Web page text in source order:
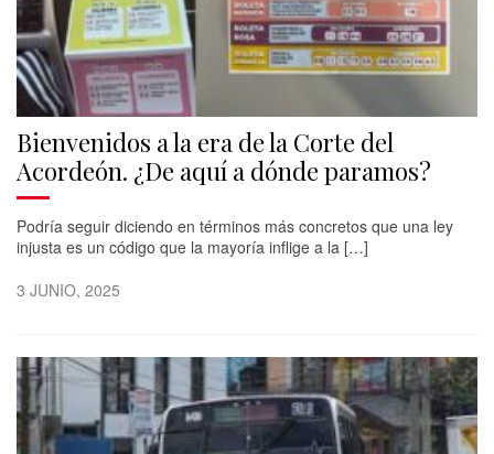
Bienvenidos a la era de la Corte del
Acordeón. ¿De aquí a dónde paramos?
Podría seguir diciendo en términos más concretos que una ley
injusta es un código que la mayoría inflige a la […]
3 JUNIO, 2025